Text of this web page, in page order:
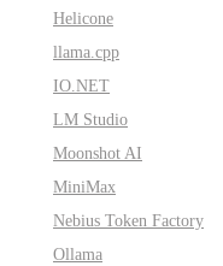
Helicone
llama.cpp
IO.NET
LM Studio
Moonshot AI
MiniMax
Nebius Token Factory
Ollama